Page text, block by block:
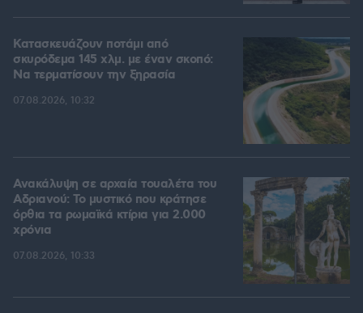
Κατασκευάζουν ποτάμι από
σκυρόδεμα 145 χλμ. με έναν σκοπό:
Να τερματίσουν την ξηρασία
07.08.2026, 10:32
Ανακάλυψη σε αρχαία τουαλέτα του
Αδριανού: Το μυστικό που κράτησε
όρθια τα ρωμαϊκά κτίρια για 2.000
χρόνια
07.08.2026, 10:33